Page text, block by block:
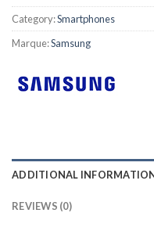
Category:Smartphones
Marque:Samsung
ADDITIONAL
REVIEWS (0)